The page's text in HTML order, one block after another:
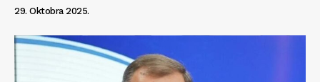
29. Oktobra 2025.